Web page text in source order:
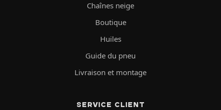
Chaînes neige
Boutique
Huiles
Guide du pneu
Livraison et montage
SERVICE CLIENT